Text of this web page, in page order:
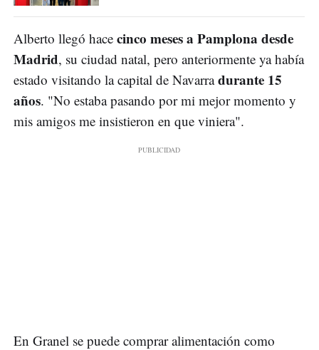
Alberto llegó hace cinco meses a Pamplona desde
Madrid, su ciudad natal, pero anteriormente ya había
estado visitando la capital de Navarradurante 15
años. "No estaba pasando por mi mejor momento y
mis amigos me insistieron en que viniera".
En Granel se puede comprar alimentación como